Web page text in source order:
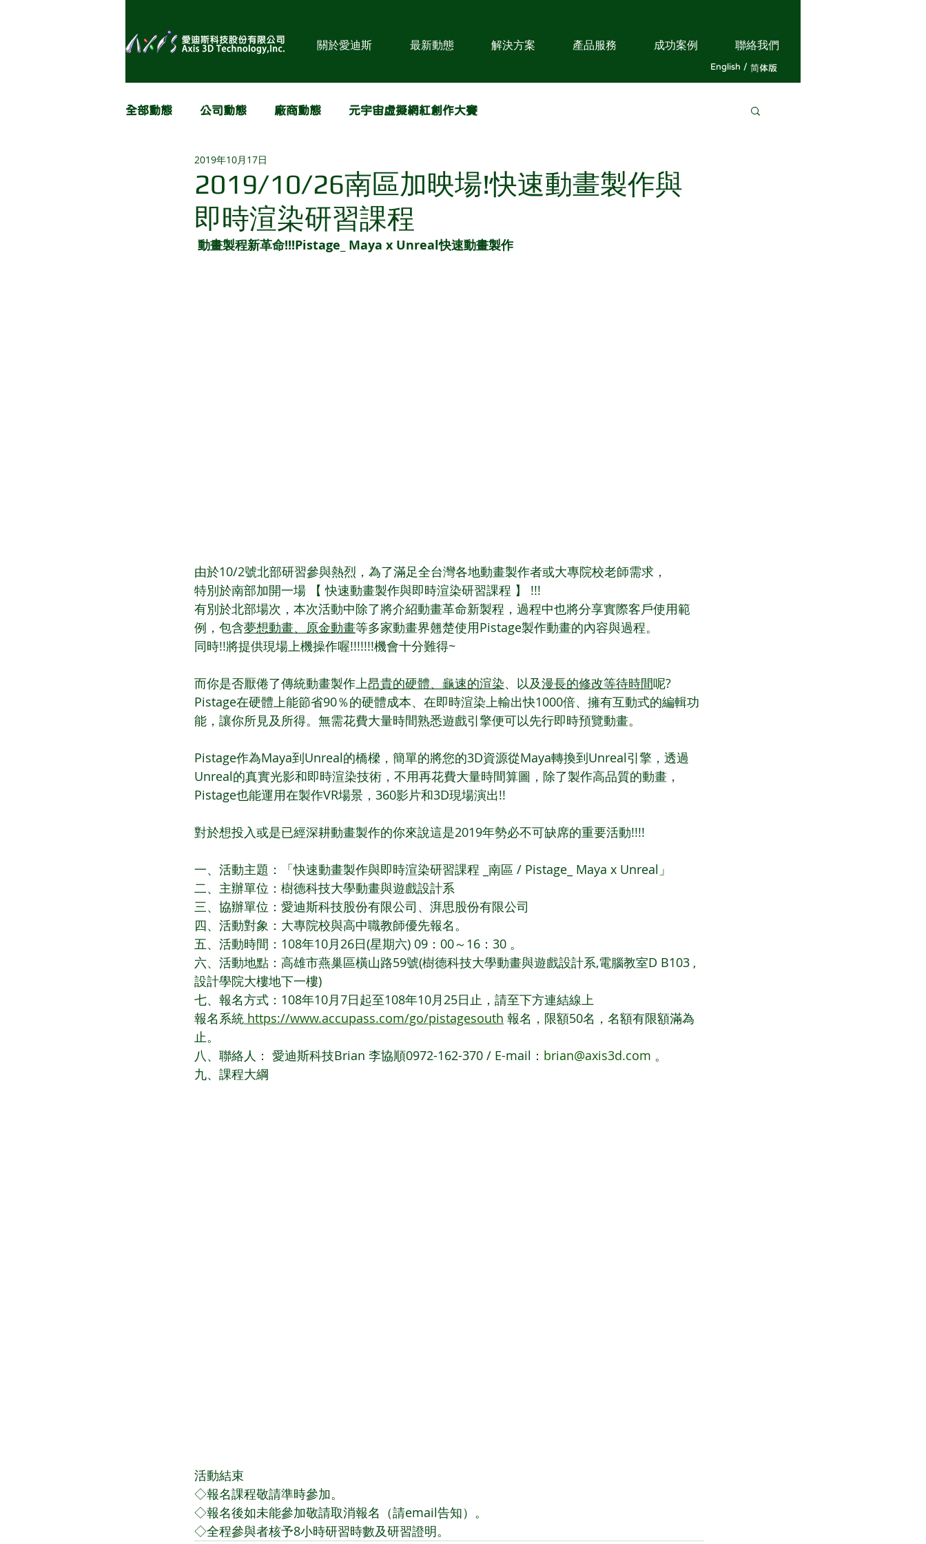
關於愛迪斯 最新動態 解決方案 產品服務 成功案例 聯絡我們
English / 简体版
全部動態 公司動態 廠商動態 元宇宙虛擬網紅創作大賽
2019/10/26南區加映場!快速動畫製作與
即時渲染研習課程
2019年10月17日
動畫製程新革命!!!Pistage_ Maya x Unreal快速動畫製作
由於10/2號北部研習參與熱烈，為了滿足全台灣各地動畫製作者或大專院校老師需求，
特別於南部加開一場 【 快速動畫製作與即時渲染研習課程 】 !!!
有別於北部場次，本次活動中除了將介紹動畫革命新製程，過程中也將分享實際客戶使用範
例，包含夢想動畫、原金動畫等多家動畫界翹楚使用Pistage製作動畫的內容與過程。
同時!!將提供現場上機操作喔!!!!!!!機會十分難得~
而你是否厭倦了傳統動畫製作上昂貴的硬體、龜速的渲染、以及漫長的修改等待時間呢?
Pistage在硬體上能節省90％的硬體成本、在即時渲染上輸出快1000倍、擁有互動式的編輯功
能，讓你所見及所得。無需花費大量時間熟悉遊戲引擎便可以先行即時預覽動畫。
Pistage作為Maya到Unreal的橋樑，簡單的將您的3D資源從Maya轉換到Unreal引擎，透過
Unreal的真實光影和即時渲染技術，不用再花費大量時間算圖，除了製作高品質的動畫，
Pistage也能運用在製作VR場景，360影片和3D現場演出!!
對於想投入或是已經深耕動畫製作的你來說這是2019年勢必不可缺席的重要活動!!!!
一、活動主題：「快速動畫製作與即時渲染研習課程 _南區 / Pistage_ Maya x Unreal」
二、主辦單位：樹德科技大學動畫與遊戲設計系
三、協辦單位：愛迪斯科技股份有限公司、湃思股份有限公司
四、活動對象：大專院校與高中職教師優先報名。
五、活動時間：108年10月26日(星期六) 09：00～16：30 。
六、活動地點：高雄市燕巢區橫山路59號(樹德科技大學動畫與遊戲設計系,電腦教室D B103 ,
設計學院大樓地下一樓)
七、報名方式：108年10月7日起至108年10月25日止，請至下方連結線上
報名系統 https://www.accupass.com/go/pistagesouth 報名，限額50名，名額有限額滿為
止。
八、聯絡人： 愛迪斯科技Brian 李協順0972-162-370 / E-mail： brian@axis3d.com 。
九、課程大綱
活動結束
◇報名課程敬請準時參加。
◇報名後如未能參加敬請取消報名（請email告知）。
◇全程參與者核予8小時研習時數及研習證明。